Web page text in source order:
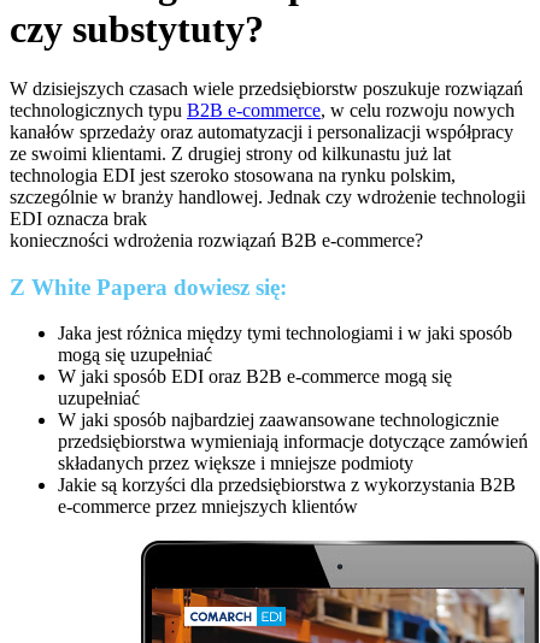
czy substytuty?
W dzisiejszych czasach wiele przedsiębiorstw poszukuje rozwiązań
technologicznych typu B2B e-commerce, w celu rozwoju nowych
kanałów sprzedaży oraz automatyzacji i personalizacji współpracy
ze swoimi klientami. Z drugiej strony od kilkunastu już lat
technologia EDI jest szeroko stosowana na rynku polskim,
szczególnie w branży handlowej. Jednak czy wdrożenie technologii
EDI oznacza brak
konieczności wdrożenia rozwiązań B2B e-commerce?
Z White Papera dowiesz się:
Jaka jest różnica między tymi technologiami i w jaki sposób
mogą się uzupełniać
W jaki sposób EDI oraz B2B e-commerce mogą się
uzupełniać
W jaki sposób najbardziej zaawansowane technologicznie
przedsiębiorstwa wymieniają informacje dotyczące zamówień
składanych przez większe i mniejsze podmioty
Jakie są korzyści dla przedsiębiorstwa z wykorzystania B2B
e-commerce przez mniejszych klientów